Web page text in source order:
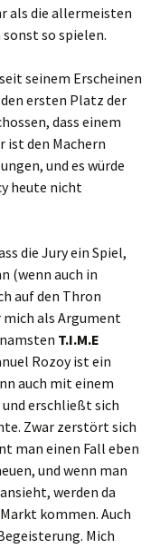
als die allermeisten
so spielen.
seinem Erscheinen
ersten Platz der
dass einem
ist den Machern
und es würde
heute nicht
die Jury ein Spiel,
(wenn auch in
auf den Thron
mich als Argument
T.I.M.E
Rozoy ist ein
auch mit einem
erschließt sich
Zwar zerstört sich
man einen Fall eben
und wenn man
werden da
kommen. Auch
Mich